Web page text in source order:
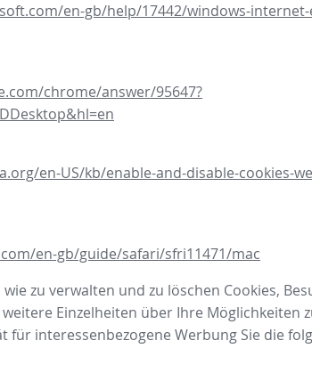
en-gb/help/17442/windows-
chrome/answer/95647?
en-US/kb/enable-and-disable-cookies-
en-gb/guide/safari/sfri11471/mac
zu verwalten und zu löschen Cookies,
Einzelheiten über Ihre Möglichkeiten
für interessenbezogene Werbung Sie die